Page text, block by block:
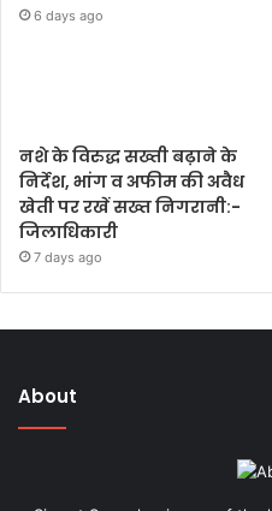
6 days ago
नशे के विरुद्ध सख्ती बढ़ाने के
निर्देश, भांग व अफीम की अवैध
खेती पर रखें सख्त निगरानी:-
जिलाधिकारी
7 days ago
About